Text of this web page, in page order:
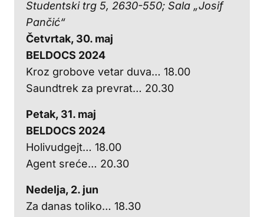
Studentski trg 5, 2630-550; Sala „Josif
Pančić“
Četvrtak, 30. maj
BELDOCS 2024
Kroz grobove vetar duva… 18.00
Saundtrek za prevrat… 20.30
Petak, 31. maj
BELDOCS 2024
Holivudgejt… 18.00
Agent sreće… 20.30
Nedelja, 2. jun
Za danas toliko… 18.30